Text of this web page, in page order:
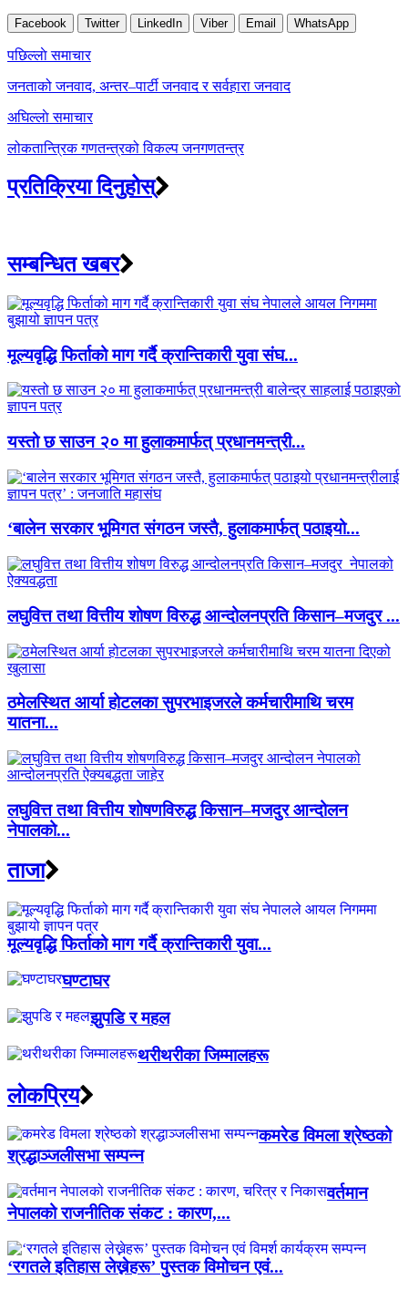
Facebook Twitter LinkedIn Viber Email WhatsApp
Post
navigation
पछिल्लाे समाचार
जनताको जनवाद, अन्तर–पार्टी जनवाद र सर्वहारा जनवाद
अघिल्लाे समाचार
लोकतान्त्रिक गणतन्त्रको विकल्प जनगणतन्त्र
प्रतिक्रिया दिनुहोस्
सम्बन्धित खबर
मूल्यवृद्धि फिर्ताको माग गर्दै क्रान्तिकारी युवा संघ...
यस्तो छ साउन २० मा हुलाकमार्फत् प्रधानमन्त्री...
‘बालेन सरकार भूमिगत संगठन जस्तै, हुलाकमार्फत् पठाइयो...
लघुवित्त तथा वित्तीय शोषण विरुद्ध आन्दोलनप्रति किसान–मजदुर ...
ठमेलस्थित आर्या होटलका सुपरभाइजरले कर्मचारीमाथि चरम
यातना...
लघुवित्त तथा वित्तीय शोषणविरुद्ध किसान–मजदुर आन्दोलन
नेपालको...
ताजा
मूल्यवृद्धि फिर्ताको माग गर्दै क्रान्तिकारी युवा...
घण्टाघर
झुपडि र महल
थरीथरीका जिम्मालहरू
लाेकप्रिय
कमरेड विमला श्रेष्ठको
श्रद्धाञ्जलीसभा सम्पन्न
वर्तमान
नेपालको राजनीतिक संकट : कारण,...
‘रगतले इतिहास लेख्नेहरू’ पुस्तक विमोचन एवं...